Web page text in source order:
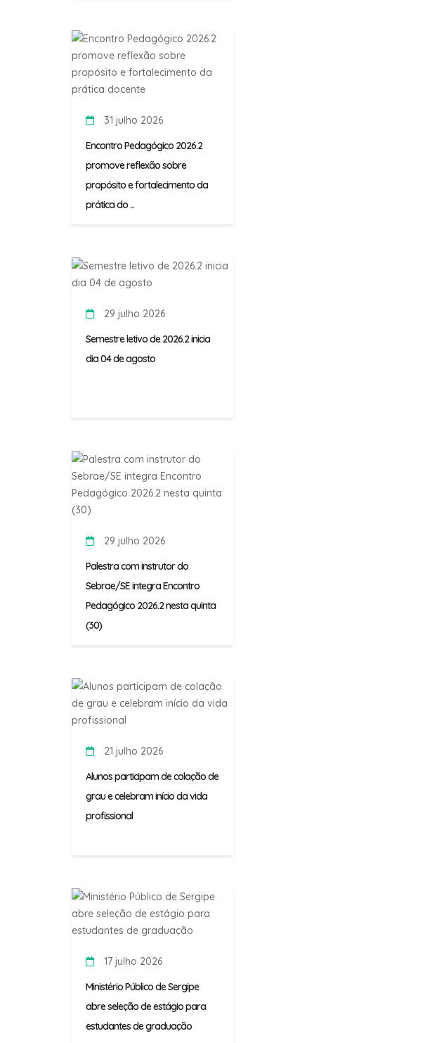
31 julho 2026
Encontro Pedagógico 2026.2
promove reflexão sobre
propósito e fortalecimento da
prática do ...
29 julho 2026
Semestre letivo de 2026.2 inicia
dia 04 de agosto
29 julho 2026
Palestra com instrutor do
Sebrae/SE integra Encontro
Pedagógico 2026.2 nesta quinta
(30)
21 julho 2026
Alunos participam de colação de
grau e celebram início da vida
profissional
17 julho 2026
Ministério Público de Sergipe
abre seleção de estágio para
estudantes de graduação